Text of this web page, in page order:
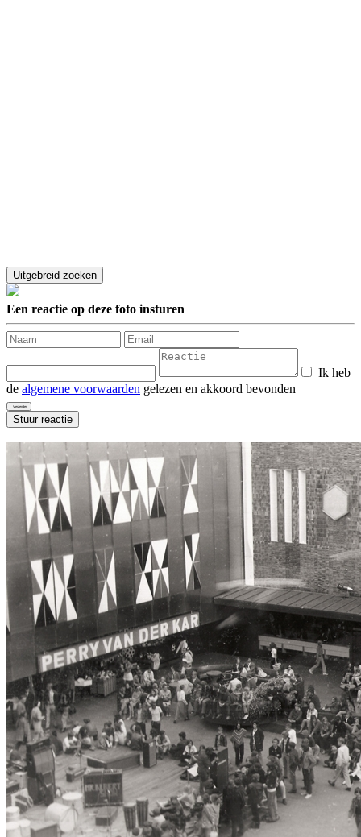
Een reactie op deze foto insturen
Ik heb
de algemene voorwaarden gelezen en akkoord bevonden